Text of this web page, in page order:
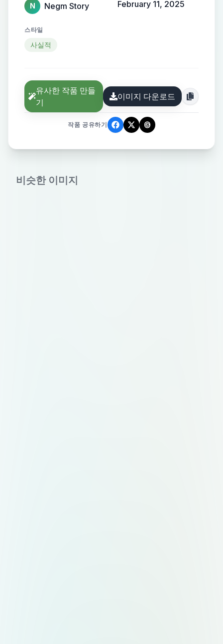
N Negm Story February 11, 2025
스타일
사실적
유사한 작품 만들
기
이미지 다운로드
작품 공유하기
비슷한 이미지